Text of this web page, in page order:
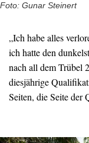
Foto: Gunar Steinert
„Ich habe alles
ich hatte den
nach all dem Trübel
diesjährige
Seiten, die Seite der